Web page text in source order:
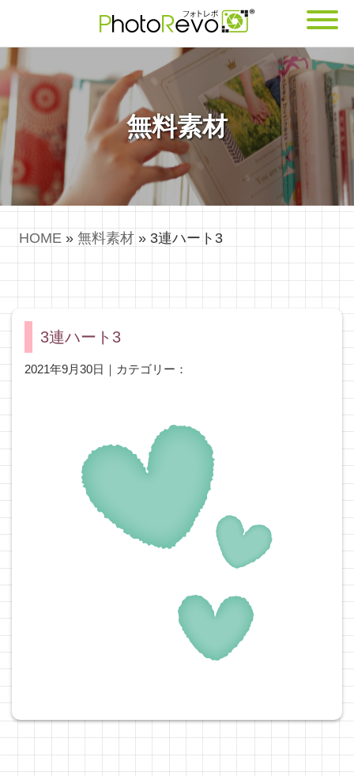
無料素材
HOME » 無料素材 » 3連ハート3
3連ハート3
2021年9月30日｜カテゴリー：